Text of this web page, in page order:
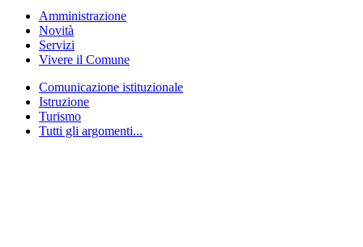
Amministrazione
Novità
Servizi
Vivere il Comune
Comunicazione istituzionale
Istruzione
Turismo
Tutti gli argomenti...